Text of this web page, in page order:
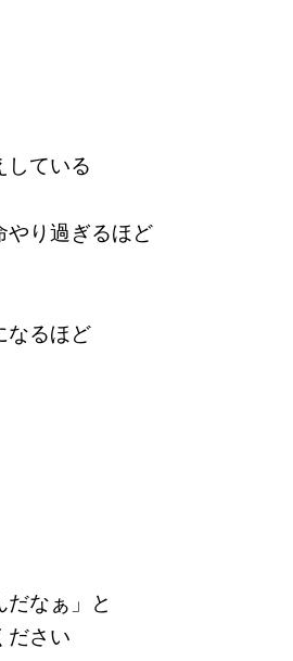
している
やり過ぎるほど
なるほど
なぁ」と
ださい